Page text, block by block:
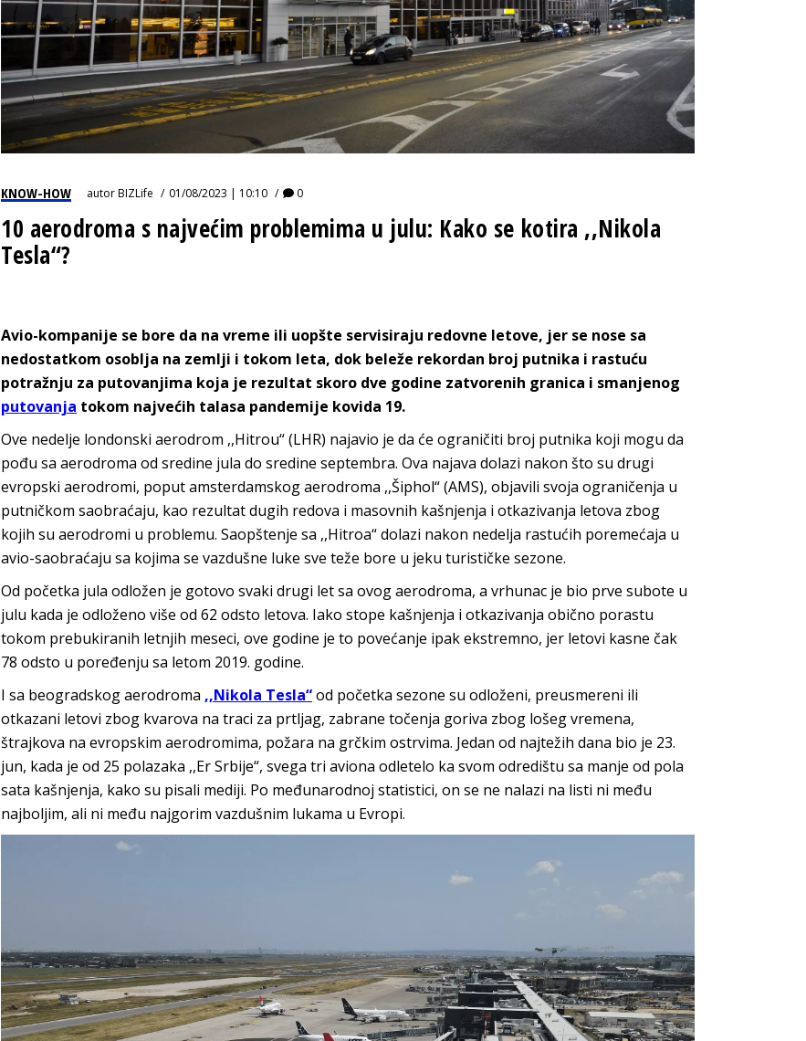
KNOW-HOW autorBIZLife 01/08/2023 | 10:10 0
10 aerodroma s najvećim problemima u julu: Kako se kotira ,,Nikola
Tesla“?
Avio-kompanije se bore da na vreme ili uopšte servisiraju redovne letove, jer se nose sa
nedostatkom osoblja na zemlji i tokom leta, dok beleže rekordan broj putnika i rastuću
potražnju za putovanjima koja je rezultat skoro dve godine zatvorenih granica i smanjenog
putovanja tokom najvećih talasa pandemije kovida 19.
Ove nedelje londonski aerodrom ,,Hitrou“ (LHR) najavio je da će ograničiti broj putnika koji mogu da
pođu sa aerodroma od sredine jula do sredine septembra. Ova najava dolazi nakon što su drugi
evropski aerodromi, poput amsterdamskog aerodroma ,,Šiphol“ (AMS), objavili svoja ograničenja u
putničkom saobraćaju, kao rezultat dugih redova i masovnih kašnjenja i otkazivanja letova zbog
kojih su aerodromi u problemu. Saopštenje sa ,,Hitroa“ dolazi nakon nedelja rastućih poremećaja u
avio-saobraćaju sa kojima se vazdušne luke sve teže bore u jeku turističke sezone.
Od početka jula odložen je gotovo svaki drugi let sa ovog aerodroma, a vrhunac je bio prve subote u
julu kada je odloženo više od 62 odsto letova. Iako stope kašnjenja i otkazivanja obično porastu
tokom prebukiranih letnjih meseci, ove godine je to povećanje ipak ekstremno, jer letovi kasne čak
78 odsto u poređenju sa letom 2019. godine.
I sa beogradskog aerodroma ,,Nikola Tesla“od početka sezone su odloženi, preusmereni ili
otkazani letovi zbog kvarova na traci za prtljag, zabrane točenja goriva zbog lošeg vremena,
štrajkova na evropskim aerodromima, požara na grčkim ostrvima. Jedan od najtežih dana bio je 23.
jun, kada je od 25 polazaka ,,Er Srbije“, svega tri aviona odletelo ka svom odredištu sa manje od pola
sata kašnjenja, kako su pisali mediji. Po međunarodnoj statistici, on se ne nalazi na listi ni među
najboljim, ali ni među najgorim vazdušnim lukama u Evropi.